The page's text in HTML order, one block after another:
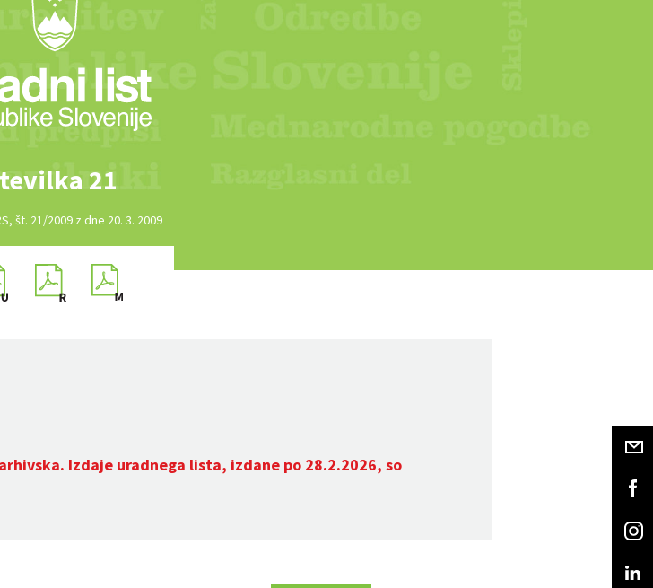
21
št. 21/2009 z dne 20. 3. 2009
arhivska. Izdaje uradnega lista, izdane po 28.2.2026, so